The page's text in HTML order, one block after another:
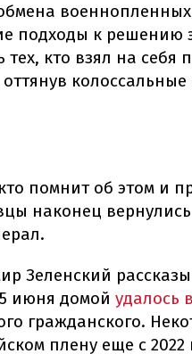
подходы к решению
тех, кто взял на
помнит об этом и
наконец
Зеленский
июня домой удалось
гражданского.
плену еще с 2022